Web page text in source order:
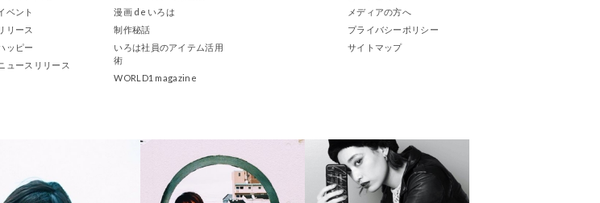
ベント
リース
ッピー
ュースリリース
漫画 de いろは
制作秘話
いろは社員のアイテム活用
術
WORLD1 magazine
メディアの方へ
プライバシーポリシー
サイトマップ